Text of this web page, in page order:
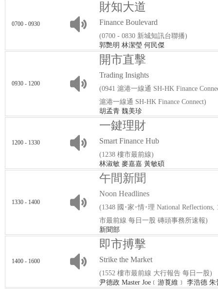
0700 - 0930
財知大道
Finance Boulevard
(0700 - 0830 新城知訊台聯播)
郭艷明 林潔瑩 何民傑
0930 - 1200
開市直擊
Trading Insights
(0941 滬港一線通 SH-HK Finance
滬港一線通 SH-HK Finance Connect)
胡孟青 魏美珍
1200 - 1330
一鍵理財
Smart Finance Hub
(1238 樓市最前線)
林淑敏 麥嘉嘉 黃敏碩
1330 - 1400
午間新聞
Noon Headlines
(1348 國･家･情･理 National
市最前線 每日一股 磚頭事務所速報)
新聞部
1400 - 1600
即市搏擊
Strike the Market
(1552 樓市最前線 大行報告 每日一股)
尹德政 Master Joe﹝游莨維﹞ 李浩德